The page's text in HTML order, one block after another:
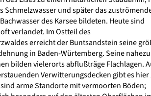
Schmelzwasser und später das
des Karsee bildeten. Heute sind
verlandet. Im Ostteil des
erreicht der Buntsandstein seine
in Baden-Würtemberg. Seine
bilden vielerorts abflußträge Flachlagen.
Verwitterungsdecken gibt es
sind arme Standorte mit vermoorten Böden;